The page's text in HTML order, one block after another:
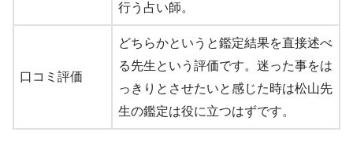
行う占い師。
口コミ評価
どちらかというと鑑定結果を直接述べ
る先生という評価です。迷った事をは
っきりとさせたいと感じた時は松山先
生の鑑定は役に立つはずです。